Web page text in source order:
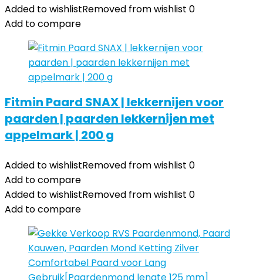
Added to wishlistRemoved from wishlist 0
Add to compare
Fitmin Paard SNAX | lekkernijen voor
paarden | paarden lekkernijen met
appelmark | 200 g
Added to wishlistRemoved from wishlist 0
Add to compare
Added to wishlistRemoved from wishlist 0
Add to compare